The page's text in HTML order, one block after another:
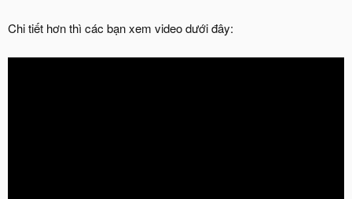
Chi tiết hơn thì các bạn xem video dưới đây: